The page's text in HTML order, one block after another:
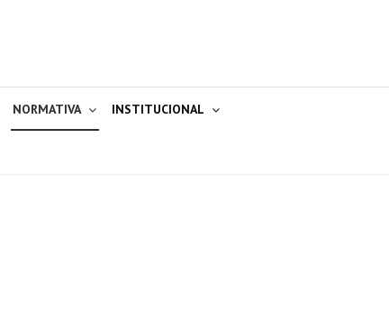
NORMATIVA INSTITUCIONAL